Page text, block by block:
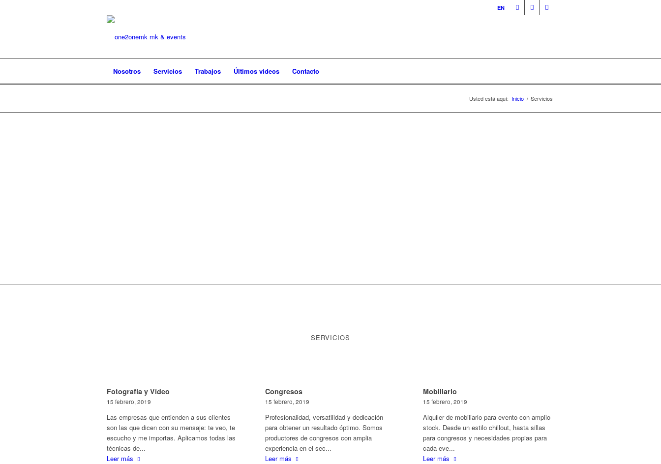
EN
Nosotros Servicios Trabajos Últimos videos Contacto
Usted está aquí: Inicio / Servicios
SERVICIOS
Fotografía y Vídeo
15 febrero, 2019
Las empresas que entienden a sus clientes
son las que dicen con su mensaje: te veo, te
escucho y me importas. Aplicamos todas las
técnicas de...
Leer más
Congresos
15 febrero, 2019
Profesionalidad, versatilidad y dedicación
para obtener un resultado óptimo. Somos
productores de congresos con amplia
experiencia en el sec...
Leer más
Mobiliario
15 febrero, 2019
Alquiler de mobiliario para evento con amplio
stock. Desde un estilo chillout, hasta sillas
para congresos y necesidades propias para
cada eve...
Leer más